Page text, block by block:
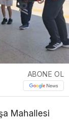
ABONE OL
Mahallesi